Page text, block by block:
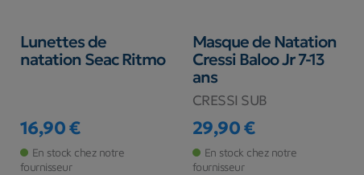
Lunettes de
natation Seac Ritmo
Prix
16,90 €
En stock chez notre
fournisseur
Masque de Natation
Cressi Baloo Jr 7-13
ans
CRESSI SUB
Prix
29,90 €
En stock chez notre
fournisseur